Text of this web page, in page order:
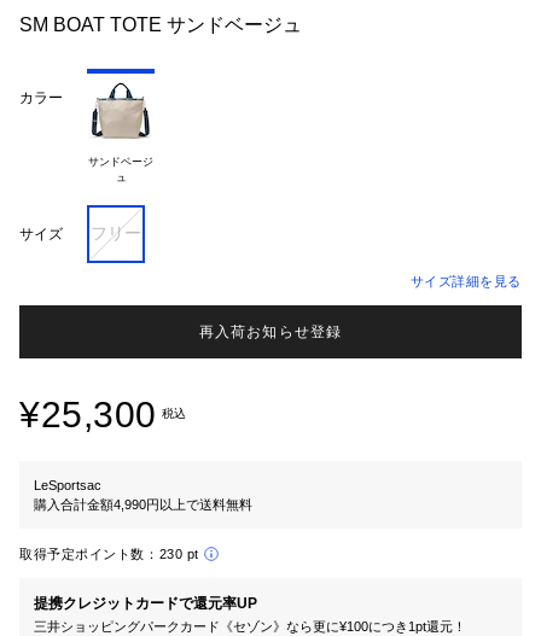
SM BOAT TOTE サンドベージュ
カラー
サンドベージ
サイズ フリー
サイズ詳細を見る
再入荷お知らせ登録
¥25,300 税込
LeSportsac
購入合計金額4,990円以上で送料無料
取得予定ポイント数： 230 pt
提携クレジットカードで還元率UP
三井ショッピングパークカード《セゾン》なら更に¥100につき1pt還元！